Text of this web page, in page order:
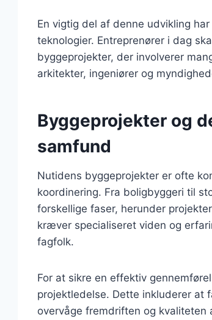
En vigtig del af denne udvikling
teknologier. Entreprenører i dag
byggeprojekter, der involverer
arkitekter, ingeniører og
Byggeprojekter og
samfund
Nutidens byggeprojekter er ofte
koordinering. Fra boligbyggeri til
forskellige faser, herunder
kræver specialiseret viden og
fagfolk.
For at sikre en effektiv
projektledelse. Dette inkluderer at
overvåge fremdriften og